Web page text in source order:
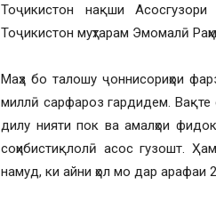
Тоҷикистон нақши Асосгузори
Тоҷикистон муҳтарам Эмомалӣ
Маҳз бо талошу ҷоннисориҳои
миллӣ сарфароз гардидем. Вақте
дилу нияти пок ва амалҳои
соҳибистиқлолӣ асос гузошт.
намуд, ки айни ҳол мо дар арафаи